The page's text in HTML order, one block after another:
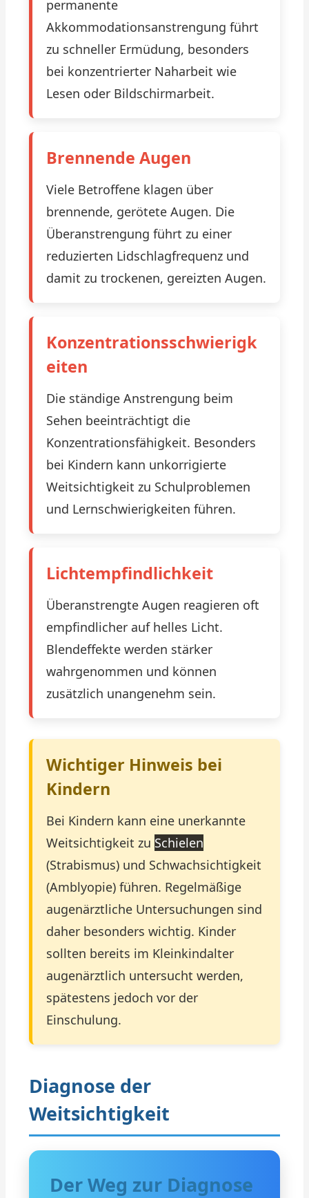
permanente
Akkommodationsanstrengung führt
zu schneller Ermüdung, besonders
bei konzentrierter Naharbeit wie
Lesen oder Bildschirmarbeit.
Brennende Augen
Viele Betroffene klagen über
brennende, gerötete Augen. Die
Überanstrengung führt zu einer
reduzierten Lidschlagfrequenz und
damit zu trockenen, gereizten Augen.
Konzentrationsschwierigk
eiten
Die ständige Anstrengung beim
Sehen beeinträchtigt die
Konzentrationsfähigkeit. Besonders
bei Kindern kann unkorrigierte
Weitsichtigkeit zu Schulproblemen
und Lernschwierigkeiten führen.
Lichtempfindlichkeit
Überanstrengte Augen reagieren oft
empfindlicher auf helles Licht.
Blendeffekte werden stärker
wahrgenommen und können
zusätzlich unangenehm sein.
Wichtiger Hinweis bei
Kindern
Bei Kindern kann eine unerkannte
Weitsichtigkeit zu Schielen
(Strabismus) und Schwachsichtigkeit
(Amblyopie) führen. Regelmäßige
augenärztliche Untersuchungen sind
daher besonders wichtig. Kinder
sollten bereits im Kleinkindalter
augenärztlich untersucht werden,
spätestens jedoch vor der
Einschulung.
Diagnose der
Weitsichtigkeit
Der Weg zur Diagnose